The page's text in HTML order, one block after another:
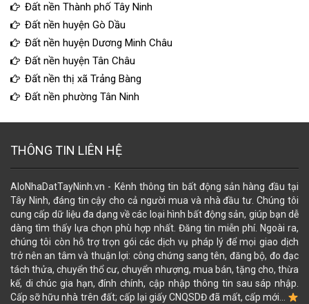
Đất nền Thành phố Tây Ninh
Đất nền huyện Gò Dầu
Đất nền huyện Dương Minh Châu
Đất nền huyện Tân Châu
Đất nền thị xã Trảng Bàng
Đất nền phường Tân Ninh
THÔNG TIN LIÊN HỆ
AloNhaDatTayNinh.vn - Kênh thông tin bất động sản hàng đầu tại
Tây Ninh, đáng tin cậy cho cả người mua và nhà đầu tư. Chúng tôi
cung cấp dữ liệu đa dạng về các loại hình bất động sản, giúp bạn dễ
dàng tìm thấy lựa chọn phù hợp nhất. Đăng tin miễn phí. Ngoài ra,
chúng tôi còn hỗ trợ trọn gói các dịch vụ pháp lý để mọi giao dịch
trở nên an tâm và thuận lợi: công chứng sang tên, đăng bộ, đo đạc
tách thửa, chuyển thổ cư, chuyển nhượng, mua bán, tặng cho, thừa
kế, di chúc gia hạn, đính chính, cập nhập thông tin sau sáp nhập.
Cấp sỡ hữu nhà trên đất; cấp lại giấy CNQSDĐ đã mất, cấp mới...